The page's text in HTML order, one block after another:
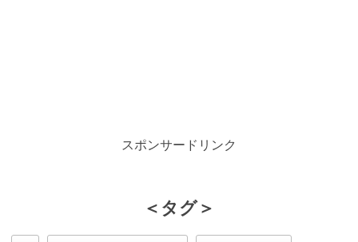
スポンサードリンク
＜タグ＞